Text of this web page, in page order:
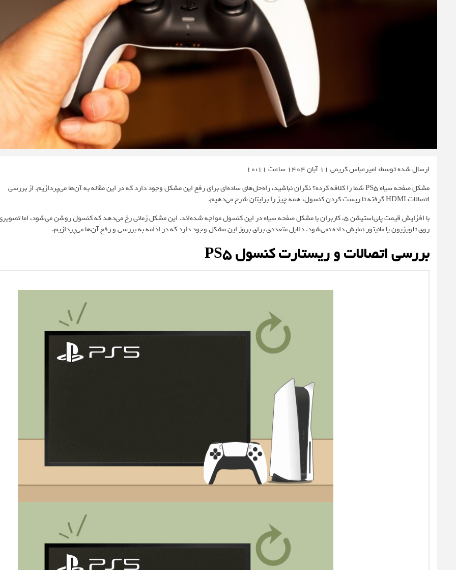
ارسال شده توسط: امیرعباس کریمی 11 آبان 1404 ساعت 10:11
مشکل صفحه سیاه PS5 شما را کلافه کرده؟ نگران نباشید، راه‌حل‌های ساده‌ای برای رفع این مشکل وجود دارد که در این مقاله به آن‌ها می‌پردازیم. از بررسی
اتصالات HDMI گرفته تا ریست کردن کنسول، همه چیز را برایتان شرح می‌دهیم.
با افزایش قیمت پلی‌استیشن ۵، کاربران با مشکل صفحه سیاه در این کنسول مواجه شده‌اند. این مشکل زمانی رخ می‌دهد که کنسول روشن می‌شود، اما
روی تلویزیون یا مانیتور نمایش داده نمی‌شود. دلایل متعددی برای بروز این مشکل وجود دارد که در ادامه به بررسی و رفع آن‌ها می‌پردازیم.
بررسی اتصالات و ریستارت کنسول PS5